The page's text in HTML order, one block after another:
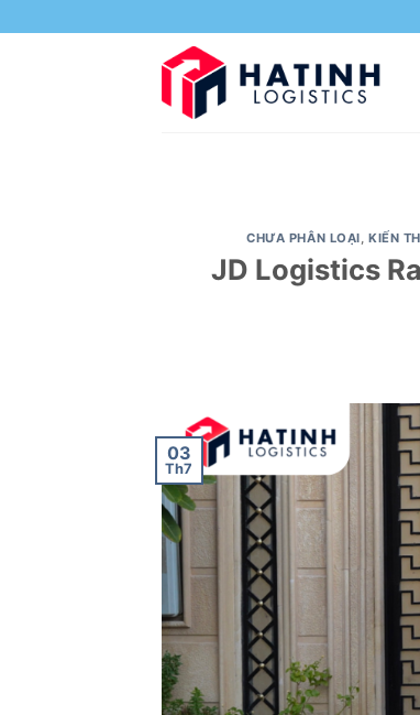
to
CHƯA PHÂN LOẠI,KIẾN
JD Logistics
03
Th7